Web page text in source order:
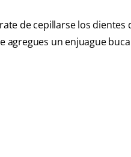
de cepillarse los
un enjuague